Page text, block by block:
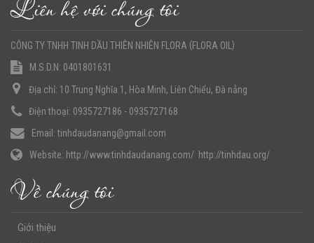
Liên hệ với chúng tôi
CÔNG TY TNHH TINH DẦU THIÊN NHIÊN FLORA (FLORA OIL )
M.S.D.N: 0401801631
Địa chỉ: 10 Trung Nghĩa 1, Hòa Minh, Liên Chiểu, Đà nẵng
Điện thoại: 0935727186 - 0935727168
Email: tinhdaudanang@gmail.com
Website: http://www.tinhdaudanang.com/ http://tinhdau.org/
Về chúng tôi
Giới thiệu